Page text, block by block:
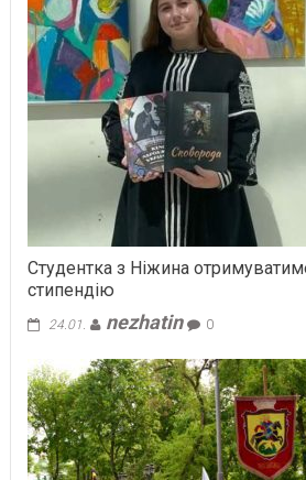
Студентка з Ніжина
стипендію
24.01. nezhatin 0